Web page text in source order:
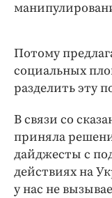
Потому
социальных
разделить эту
В связи со
приняла
дайджесты с
действиях на
у нас не